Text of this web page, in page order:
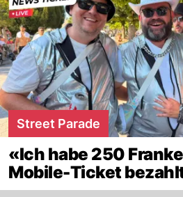
Street Parade
«Ich habe 250
Mobile-Ticket